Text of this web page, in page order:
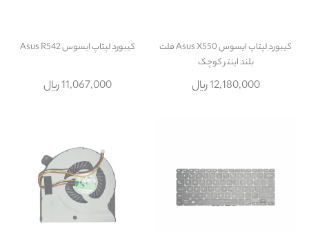
کیبورد لپتاپ ایسوس Asus X550 فلت
بلند اینتر کوچک
12,180,000 ریال
کیبورد لپتاپ ایسوس Asus R542
11,067,000 ریال